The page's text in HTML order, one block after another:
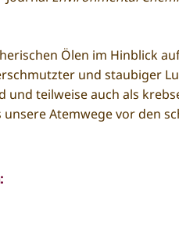
Ölen im Hinblick
und staubiger
teilweise auch als
Atemwege vor den